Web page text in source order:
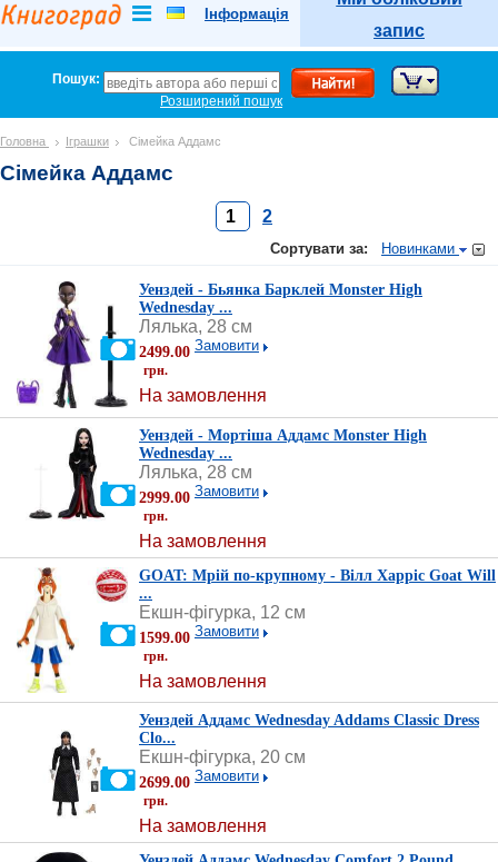
5 => 'products_categories', 6 => 'categories', 12 => 'product_sales', ), ) ?>
Інформація
запис
Пошук:
Розширений пошук
Головна Іграшки Сімейка Аддамс
Сімейка Аддамс
1 2
Сортувати за: Новинками
Уенздей - Бьянка Барклей Monster High
Wednesday ...
Лялька, 28 см
2499.00
грн.
Замовити
На замовлення
Уенздей - Мортіша Аддамс Monster High
Wednesday ...
Лялька, 28 см
2999.00
грн.
Замовити
На замовлення
GOAT: Мрій по-крупному - Вілл Харріс Goat Will
...
Екшн-фігурка, 12 см
1599.00
грн.
Замовити
На замовлення
Уенздей Аддамс Wednesday Addams Classic Dress
Clo...
Екшн-фігурка, 20 см
2699.00
грн.
Замовити
На замовлення